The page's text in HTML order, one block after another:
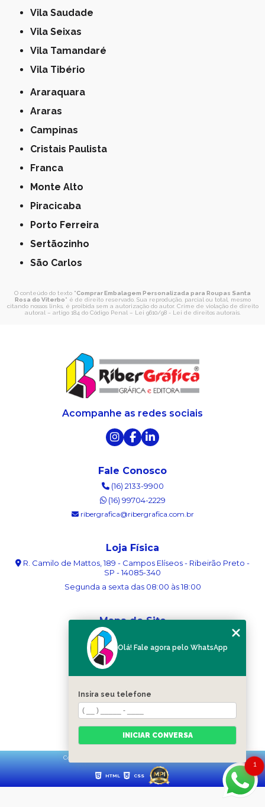
Vila Saudade
Vila Seixas
Vila Tamandaré
Vila Tibério
Araraquara
Araras
Campinas
Cristais Paulista
Franca
Monte Alto
Piracicaba
Porto Ferreira
Sertãozinho
São Carlos
O conteúdo do texto "Comprar Embalagem Personalizada para Roupas Santa
Rosa do Viterbo" é de direito reservado. Sua reprodução, parcial ou total, mesmo
citando nossos links, é proibida sem a autorização do autor. Crime de violação de direito
autoral – artigo 184 do Código Penal – Lei 9610/98 - Lei de direitos autorais.
Acompanhe as redes sociais
Fale Conosco
(16) 2133-9900
(16) 99704-2229
ribergrafica@ribergrafica.com.br
Loja Física
R. Camilo de Mattos, 189 - Campos Elíseos - Ribeirão Preto -
SP - 14085-340
Segunda a sexta das 08:00 às 18:00
Mapa do Site
Sobre nós
Blog
Categorias
Mapa do site
Copyright © Ribergráfica. (Lei 9610 de 19/02/1998)
HTML CSS
1
Olá! Fale agora pelo WhatsApp
Insira seu telefone
INICIAR CONVERSA